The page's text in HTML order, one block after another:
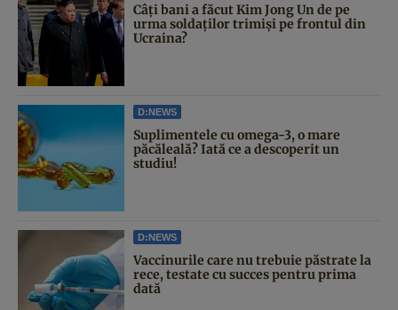
Câți bani a făcut Kim Jong Un de pe
urma soldaților trimiși pe frontul din
Ucraina?
D:NEWS
Suplimentele cu omega-3, o mare
păcăleală? Iată ce a descoperit un
studiu!
D:NEWS
Vaccinurile care nu trebuie păstrate la
rece, testate cu succes pentru prima
dată